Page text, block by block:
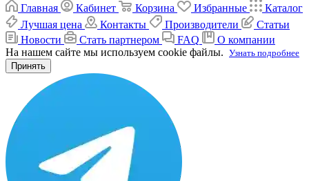
Главная
Кабинет Корзина Избранные
Каталог
Лучшая цена
Контакты Производители
Статьи
Новости
Стать партнером FAQ
О компании
На нашем сайте мы используем cookie файлы. Узнать подробнее
Принять